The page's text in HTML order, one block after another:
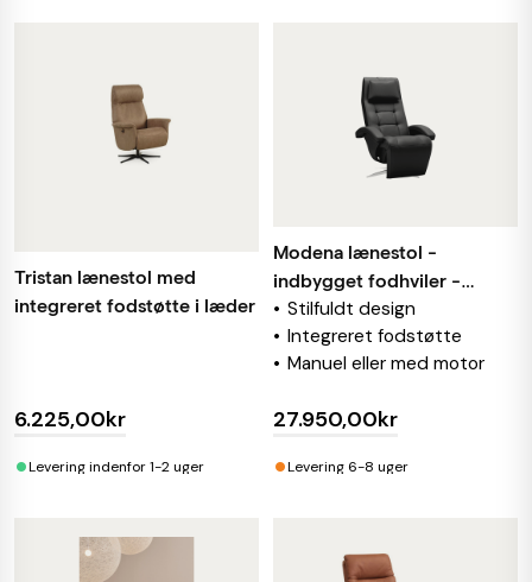
Tristan lænestol med
integreret fodstøtte i læder
6.225,00kr
•Levering indenfor 1-2 uger
Modena lænestol -
indbygget fodhviler -
Skipper Furniture
Stilfuldt design
Integreret fodstøtte
Manuel eller med motor
27.950,00kr
•Levering 6-8 uger